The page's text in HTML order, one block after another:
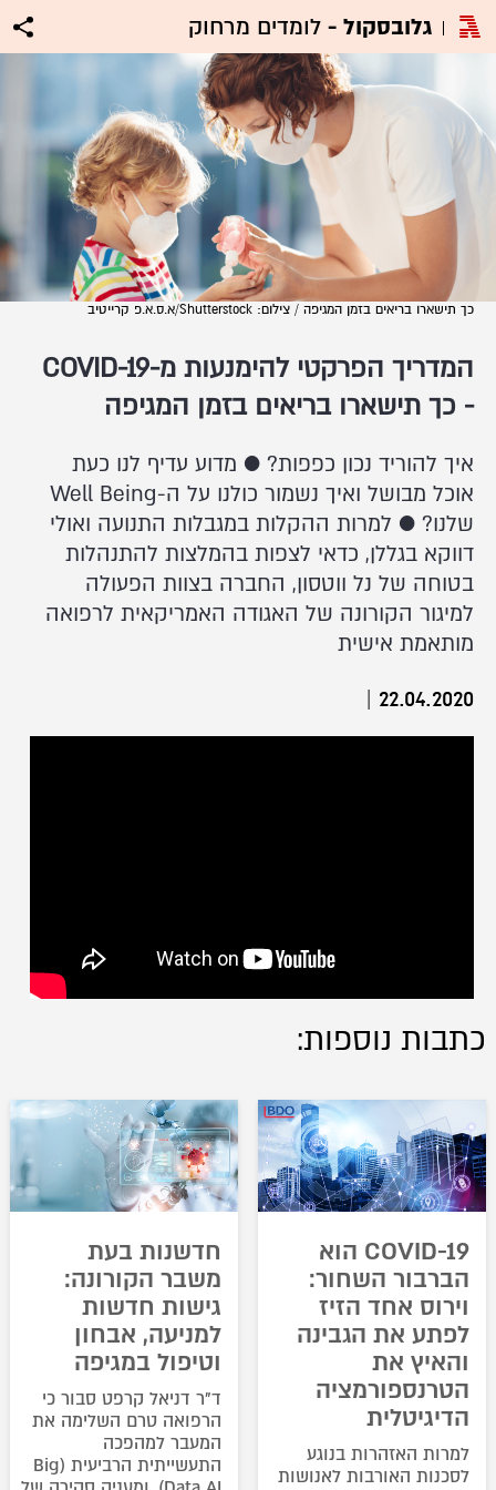
גלובסקול - לומדים מרחוק
כך תישארו בריאים בזמן המגיפה / צילום: Shutterstock/א.ס.א.פ קרייטיב
המדריך הפרקטי להימנעות מ-COVID-19
- כך תישארו בריאים בזמן המגיפה
איך להוריד נכון כפפות? ● מדוע עדיף לנו כעת
אוכל מבושל ואיך נשמור כולנו על ה-Well Being
שלנו? ● למרות ההקלות במגבלות התנועה ואולי
דווקא בגללן, כדאי לצפות בהמלצות להתנהלות
בטוחה של נל ווטסון, החברה בצוות הפעולה
למיגור הקורונה של האגודה האמריקאית לרפואה
מותאמת אישית
22.04.2020
|
כתבות נוספות:
COVID-19 הוא
הברבור השחור:
וירוס אחד הזיז
לפתע את הגבינה
והאיץ את
הטרנספורמציה
הדיגיטלית
למרות האזהרות בנוגע
לסכנות האורבות לאנושות
חדשנות בעת
משבר הקורונה:
גישות חדשות
למניעה, אבחון
וטיפול במגיפה
ד"ר דניאל קרפט סבור כי
הרפואה טרם השלימה את
המעבר למהפכה
התעשייתית הרביעית (Big